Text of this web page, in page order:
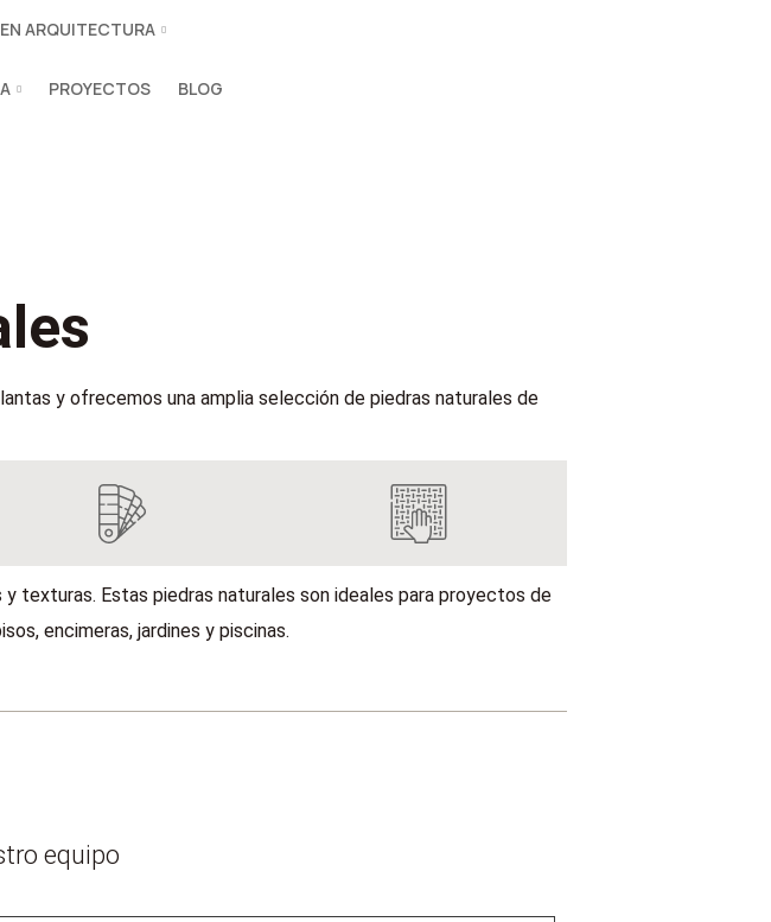
ARQUITECTURA
PROYECTOS BLOG
y ofrecemos una amplia selección de piedras naturales de
texturas. Estas piedras naturales son ideales para proyectos de
encimeras, jardines y piscinas.
equipo